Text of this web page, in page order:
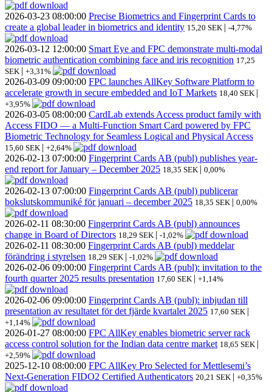
2026-03-23 08:00:00 Precise Biometrics and Fingerprint Cards to
create a global leader in biometrics and identity 15,20 SEK | -4,77%
2026-03-12 12:00:00 Smart Eye and FPC demonstrate multi-modal
biometric authentication combining face and iris recognition 17,25
SEK | +3,31%
2026-03-09 09:00:00 FPC launches AllKey Software Platform to
accelerate growth in secure embedded and IoT Markets 18,40 SEK |
+3,95%
2026-03-05 08:00:00 CardLab extends Access product family with
Access FIDO — a Multi-Function Smart Card powered by FPC
Biometric Technology for Seamless Logical and Physical Access
15,60 SEK | +2,64%
2026-02-13 07:00:00 Fingerprint Cards AB (publ) publishes year-
end report for January – December 2025 18,35 SEK | 0,00%
2026-02-13 07:00:00 Fingerprint Cards AB (publ) publicerar
bokslutskommuniké för januari – december 2025 18,35 SEK | 0,00%
2026-02-11 08:30:00 Fingerprint Cards AB (publ) announces
change in Board of Directors 18,29 SEK | -1,02%
2026-02-11 08:30:00 Fingerprint Cards AB (publ) meddelar
förändring i styrelsen 18,29 SEK | -1,02%
2026-02-06 09:00:00 Fingerprint Cards AB (publ): invitation to the
fourth quarter 2025 results presentation 17,60 SEK | +1,14%
2026-02-06 09:00:00 Fingerprint Cards AB (publ): inbjudan till
presentation av resultatet för det fjärde kvartalet 2025 17,60 SEK |
+1,14%
2026-01-27 08:00:00 FPC AllKey enables biometric server rack
access control solution for the Indian data centre market 18,65 SEK |
+2,59%
2025-12-10 08:00:00 FPC AllKey Pro Selected for Mettlesemi’s
Next-Generation FIDO2 Certified Authenticators 20,21 SEK | +0,35%